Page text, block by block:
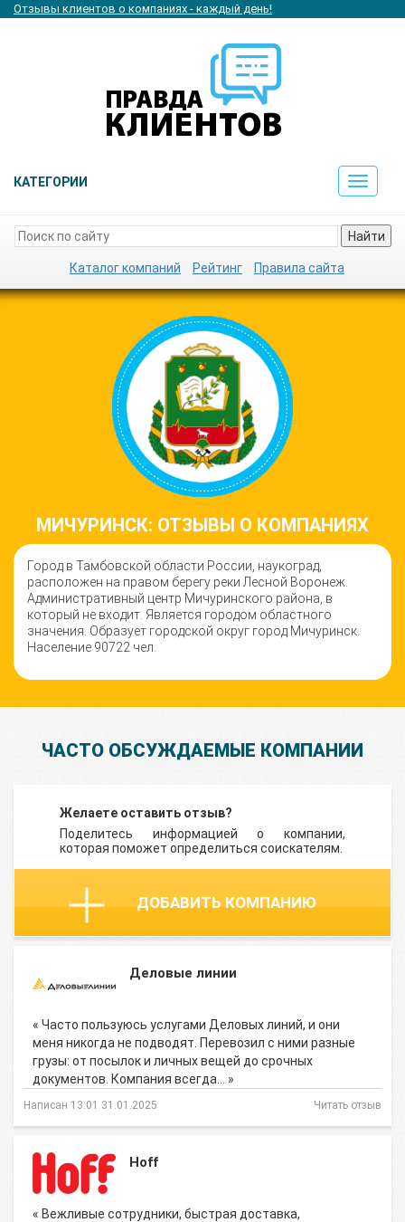
Отзывы клиентов о компаниях - каждый день!
КАТЕГОРИИ
Toggle
Найти
Каталог компаний Рейтинг Правила сайта
МИЧУРИНСК: ОТЗЫВЫ О КОМПАНИЯХ
Город в Тамбовской области России, наукоград,
расположен на правом берегу реки Лесной Воронеж.
Административный центр Мичуринского района, в
который не входит. Является городом областного
значения. Образует городской округ город Мичуринск.
Население 90722 чел.
ЧАСТО ОБСУЖДАЕМЫЕ КОМПАНИИ
Желаете оставить отзыв?
Поделитесь информацией о компании,
которая поможет определиться соискателям.
ДОБАВИТЬ КОМПАНИЮ
Деловые линии
« Часто пользуюсь услугами Деловых линий, и они
меня никогда не подводят. Перевозил с ними разные
грузы: от посылок и личных вещей до срочных
документов. Компания всегда… »
Написан 13:01 31.01.2025 Читать отзыв
Hoff
« Вежливые сотрудники, быстрая доставка,